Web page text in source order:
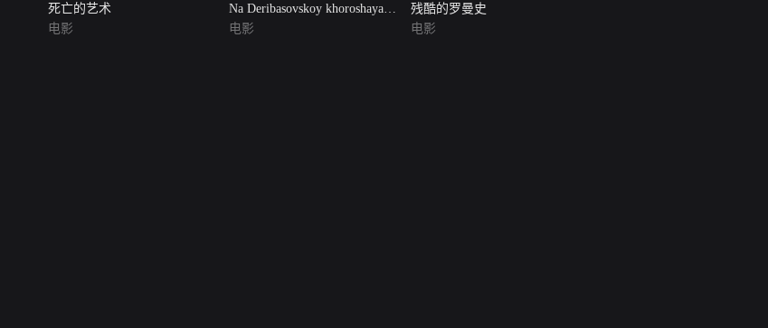
死亡的艺术
电影
Na Deribasovskoy khoroshaya
pogod...
电影
残酷的罗曼史
电影